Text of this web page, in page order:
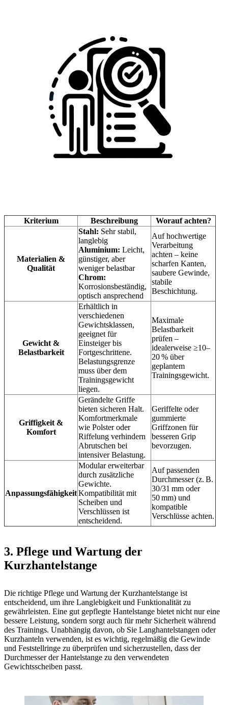
Kriterium Beschreibung Worauf achten?
Materialien &
Qualität
Stahl: Sehr stabil,
langlebig
Aluminium: Leicht,
günstiger, aber
weniger belastbar
Chrom:
Korrosionsbeständig,
optisch ansprechend
Auf hochwertige
Verarbeitung
achten – keine
scharfen Kanten,
saubere Gewinde,
stabile
Beschichtung.
Gewicht &
Belastbarkeit
Erhältlich in
verschiedenen
Gewichtsklassen,
geeignet für
Einsteiger bis
Fortgeschrittene.
Belastungsgrenze
muss über dem
Trainingsgewicht
liegen.
Maximale
Belastbarkeit
prüfen –
idealerweise ≥10–
20 % über
geplantem
Trainingsgewicht.
Griffigkeit &
Komfort
Gerändelte Griffe
bieten sicheren Halt.
Komfortmerkmale
wie Polster oder
Riffelung verhindern
Abrutschen bei
intensiver Belastung.
Geriffelte oder
gummierte
Griffzonen für
besseren Grip
bevorzugen.
Anpassungsfähigkeit
Modular erweiterbar
durch zusätzliche
Gewichte.
Kompatibilität mit
Scheiben und
Verschlüssen ist
entscheidend.
Auf passenden
Durchmesser (z. B.
30/31 mm oder
50 mm) und
kompatible
Verschlüsse achten.
3. Pflege und Wartung der
Kurzhantelstange
Die richtige Pflege und Wartung der Kurzhantelstange ist
entscheidend, um ihre Langlebigkeit und Funktionalität zu
gewährleisten. Eine gut gepflegte Hantelstange bietet nicht nur eine
bessere Leistung, sondern sorgt auch für mehr Sicherheit während
des Trainings. Unabhängig davon, ob Sie Langhantelstangen oder
Kurzhanteln verwenden, ist es wichtig, regelmäßig die Gewinde
und Feststellringe zu überprüfen und sicherzustellen, dass der
Durchmesser der Hantelstange zu den verwendeten
Gewichtsscheiben passt.